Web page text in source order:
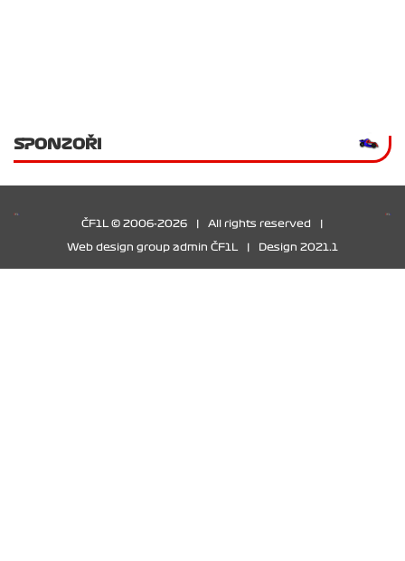
SPONZOŘI
ČF1L © 2006-2026 All rights reserved
Web design group admin ČF1L Design 2021.1